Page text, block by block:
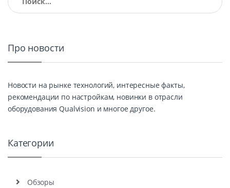
Про новости
Новости на рынке технологий, интересные факты,
рекомендации по настройкам, новинки в отрасли
оборудования Qualvision и многое другое.
Категории
Обзоры